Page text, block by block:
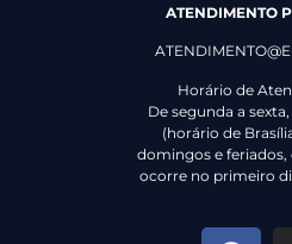
ATENDIMENTO
Horário de
De segunda a sexta,
(horário de
domingos e
ocorre no primeiro